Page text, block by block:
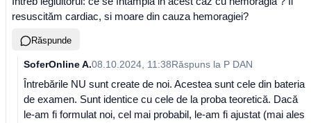
resuscităm cardiac, si moare din cauza hemoragiei?
Răspunde
SoferOnline A.08.10.2024, 11:38Răspuns la P DAN
Întrebările NU sunt create de noi. Acestea sunt cele din bateria
de examen. Sunt identice cu cele de la proba teoretică. Dacă
le-am fi formulat noi, cel mai probabil, le-am fi ajustat (mai ales